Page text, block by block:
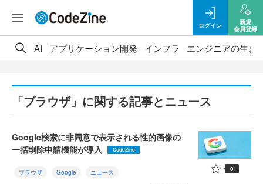
ログイン
新規
会員登録
AI アプリケーション開発 インフラ エンジニアの生き
「ブラウザ」に関する記事とニュース
Google検索に非同意で表示される性的画像の
一括削除申請機能が導入
CodeZine
ブラウザ Google ニュース 0